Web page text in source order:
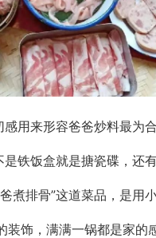
用来形容爸爸炒料最为合
是铁饭盒就是搪瓷碟，还
煮排骨”这道菜品，是用
装饰，满满一锅都是家的